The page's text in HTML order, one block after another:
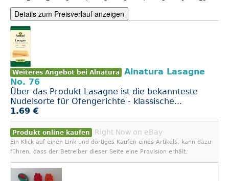
Details zum Preisverlauf anzeigen
Weiteres Angebot bei Alnatura
Alnatura Lasagne
No. 76
Über das Produkt Lasagne ist die bekannteste
Nudelsorte für Ofengerichte - klassische...
1.69 €
Produkt online kaufen Right Now on eBay
Ein Klick auf einen Link und dortiges Kaufen eines Artikels, kann dazu
führen, dass der Betreiber dieser Seite eine Provision erhält.